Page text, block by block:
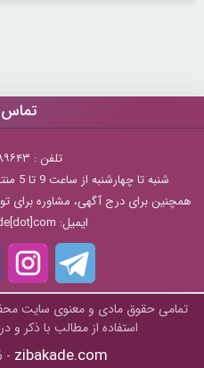
تماس
تلفن : ۲۲۶۸۹۶۴۳ (۰۲۱)
شنبه تا چهارشنبه از ساعت 9 تا 5 منتظر شنیدن صدای گرم شما هستیم.
همچنین برای درج آگهی، مشاوره برای
ایمیل: info[@]zibakade[dot]com
تمامی حقوق مادی و معنوی سایت
استفاده از مطالب با ذکر و
- zibakade.com